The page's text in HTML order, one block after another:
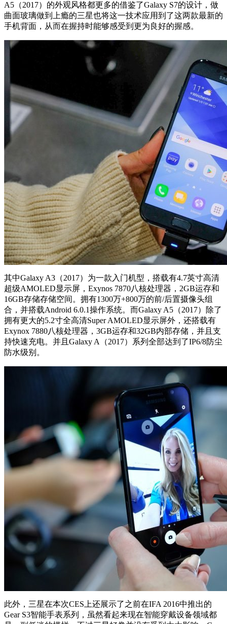
A5（2017）的外观风格都更多的借鉴了Galaxy S7的设计，做
曲面玻璃做到上瘾的三星也将这一技术应用到了这两款最新的
手机背面，从而在握持时能够感受到更为良好的握感。
其中Galaxy A3（2017）为一款入门机型，搭载有4.7英寸高清
超级AMOLED显示屏，Exynos 7870八核处理器，2GB运存和
16GB存储存储空间。拥有1300万+800万的前/后置摄像头组
合，并搭载Android 6.0.1操作系统。而Galaxy A5（2017）除了
拥有更大的5.2寸全高清Super AMOLED显示屏外，还搭载有
Exynox 7880八核处理器，3GB运存和32GB内部存储，并且支
持快速充电。并且Galaxy A（2017）系列全部达到了IP6/8防尘
防水级别。
此外，三星在本次CES上还展示了之前在IFA 2016中推出的
Gear S3智能手表系列，虽然看起来现在智能穿戴设备领域都